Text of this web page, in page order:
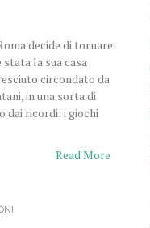
decide di tornare
la sua casa
circondato da
in una sorta di
dai ricordi: i giochi
Read More